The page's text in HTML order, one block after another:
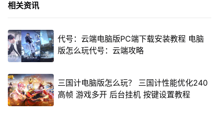
相关资讯
代号：云端电脑版PC端下载安装教程 电脑
版怎么玩代号：云端攻略
三国计电脑版怎么玩？ 三国计性能优化240
高帧 游戏多开 后台挂机 按键设置教程